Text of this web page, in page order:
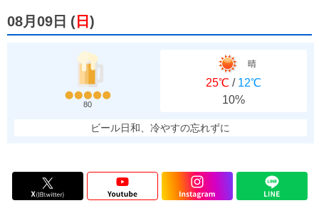
08月09日 ( 日 )
80
晴
25℃ / 12℃
10%
ビール日和、冷やすの忘れずに